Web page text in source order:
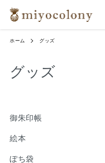
ホーム グッズ
グッズ
御朱印帳
絵本
ぽち袋